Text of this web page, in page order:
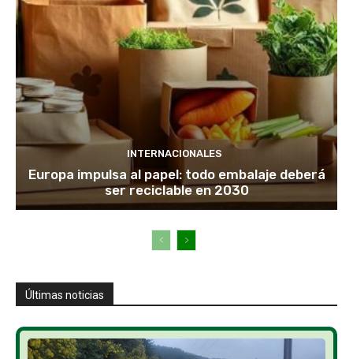
INTERNACIONALES
Europa impulsa al papel: todo embalaje deberá
ser reciclable en 2030
Últimas noticias